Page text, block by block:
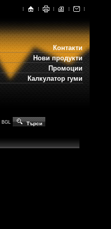
Контакти
Нови продукти
Промоции
Калкулатор гуми
Търси
BGL